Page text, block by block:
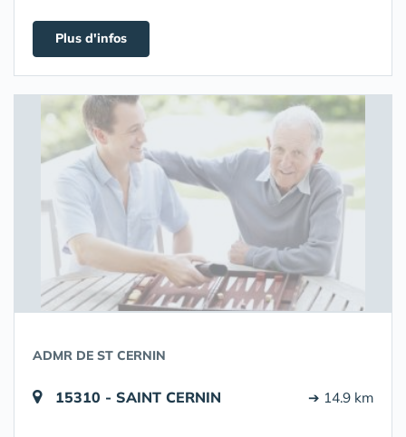
Plus d'infos
ADMR DE ST CERNIN
15310 - SAINT CERNIN ➔ 14.9 km